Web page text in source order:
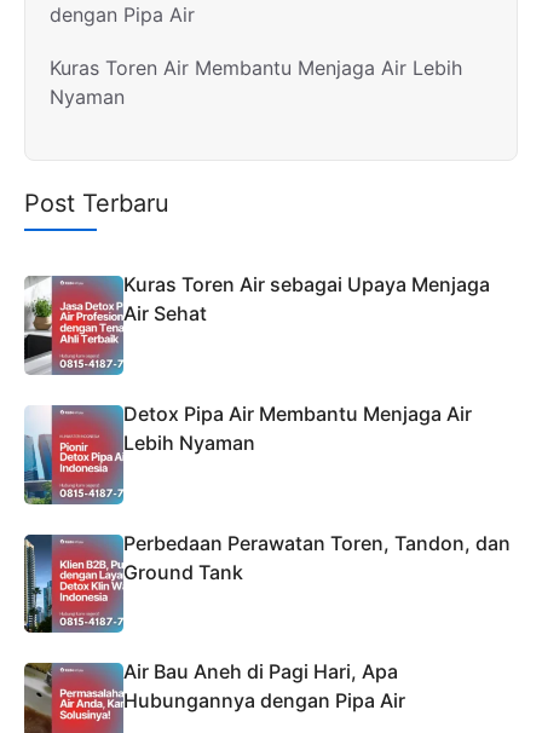
dengan Pipa Air
Kuras Toren Air Membantu Menjaga Air Lebih
Nyaman
Post Terbaru
Kuras Toren Air sebagai Upaya Menjaga
Air Sehat
Detox Pipa Air Membantu Menjaga Air
Lebih Nyaman
Perbedaan Perawatan Toren, Tandon, dan
Ground Tank
Air Bau Aneh di Pagi Hari, Apa
Hubungannya dengan Pipa Air